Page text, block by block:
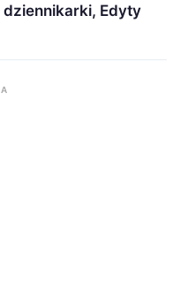
Edyty